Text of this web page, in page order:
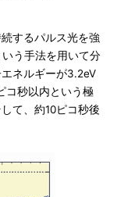
するパルス光を強
う手法を用いて分
ネルギーが3.2eV
コ秒以内という極
て、約10ピコ秒後